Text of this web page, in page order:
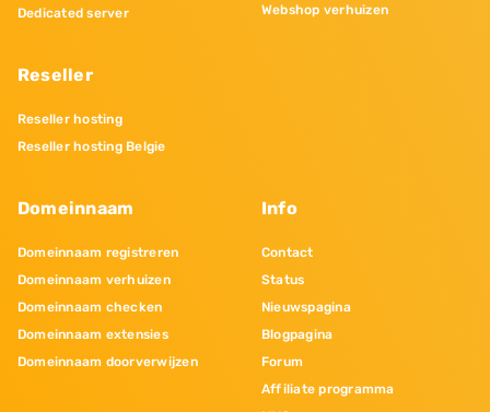
Dedicated server
Reseller
Reseller hosting
Reseller hosting Belgie
Webshop verhuizen
Domeinnaam
Domeinnaam registreren
Domeinnaam verhuizen
Domeinnaam checken
Domeinnaam extensies
Domeinnaam doorverwijzen
Info
Contact
Status
Nieuwspagina
Blogpagina
Forum
Affiliate programma